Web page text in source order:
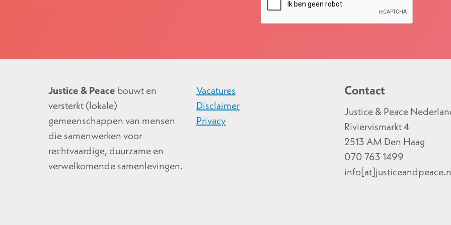
Justice & Peace bouwt en
versterkt (lokale)
gemeenschappen van mensen
die samenwerken voor
rechtvaardige, duurzame en
verwelkomende samenlevingen.
Vacatures
Disclaimer
Privacy
Contact
Justice & Peace
Riviervismarkt 4
2513 AM Den Haag
070 763 1499